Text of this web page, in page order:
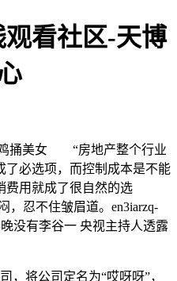
看社区-天博
鸡捅美女 “房地产整个行业
了必选项，而控制成本是不能
费用就成了很自然的选
忍不住皱眉道。en3iarzq-
没有李谷一 央视主持人透露
将公司定名为“哎呀呀”，